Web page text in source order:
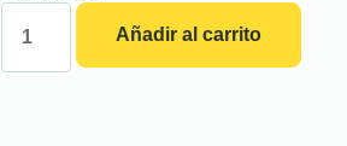
Añadir al carrito